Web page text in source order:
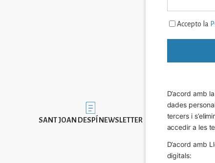
Imatge
SANT JOAN DESPÍ NEWSLETTER
Accepto la
D’acord amb
dades
tercers i
accedir a les
D’acord amb
digitals: